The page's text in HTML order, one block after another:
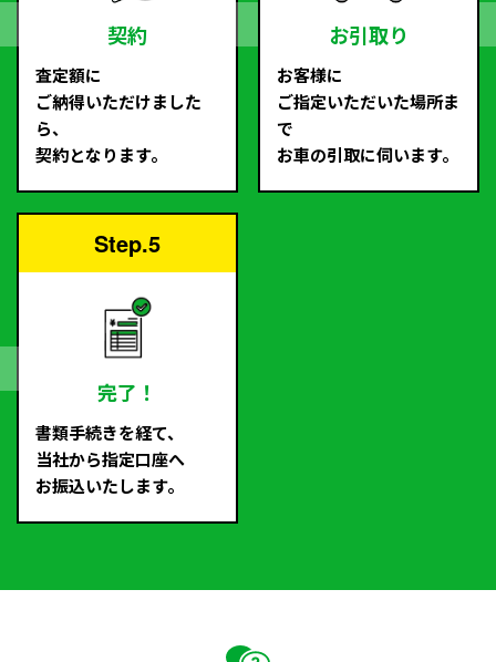
契約
査定額に
ご納得いただけました
ら、
契約となります。
お引取り
お客様に
ご指定いただいた場所ま
で
お車の引取に伺います。
Step.5
完了！
書類手続きを経て、
当社から指定口座へ
お振込いたします。